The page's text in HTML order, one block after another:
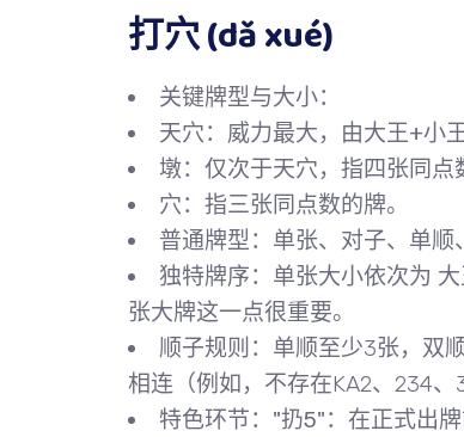
打穴 (dǎ xué)
关键牌型与大小：
天穴：威力最大，由大王+小
墩：仅次于天穴，指四张同点
穴：指三张同点数的牌。
普通牌型：单张、对子、单顺
独特牌序：单张大小依次为
张大牌这一点很重要。
顺子规则 ：单顺至少3张，双
相连 （例如，不存在KA2、234
特色环节："扔5"：在正式出